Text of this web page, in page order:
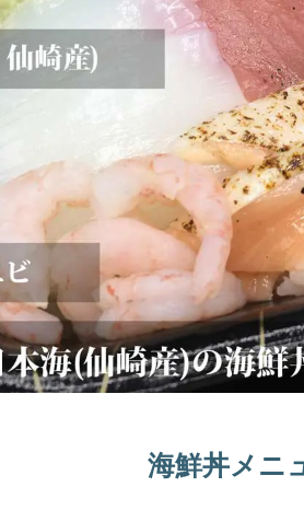
海鮮丼メニ